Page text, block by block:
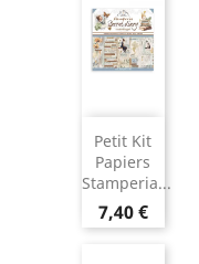
Petit Kit
Papiers
Stamperia...
7,40 €